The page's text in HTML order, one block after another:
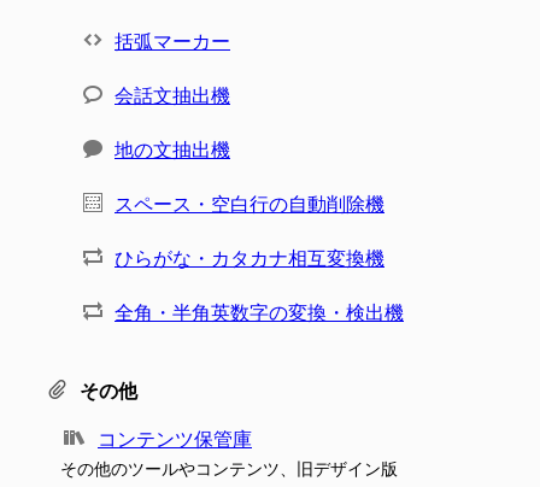
括弧マーカー
会話文抽出機
地の文抽出機
スペース・空白行の自動削除機
ひらがな・カタカナ相互変換機
全角・半角英数字の変換・検出機
その他
コンテンツ保管庫
その他のツールやコンテンツ、旧デザイン版